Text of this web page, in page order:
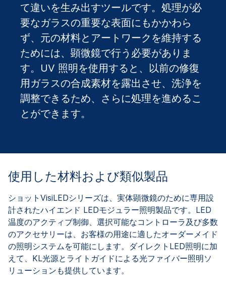
て違いを生み出すツールです。処理が必
要なガラスの重要な表面にもかかわら
ず、元の材料とアートワークを維持する
ためには、顕微鏡で行う必要がありま
す。UV 照明を使用すると、以前の修復
用ガラスの合成素材を露出させ、洗浄を
調整できるため、さらに処理を進めるこ
とができます。
使用した材料および類似製品
ショットVisiLEDシリーズは、実体顕微鏡のために専用設
計されたハイエンド LEDモジュラー照明製品です。LED
温度のアクティブ制御、選択可能なコントローラ及び多数
のアクセサリーは、お客様の用途に適したオーダーメイド
の照明システムを可能にします。ダイレクトLED照明に加
えて、KL光源とライトガイドによる光ファイバー照明ソ
リューションも提供しています。